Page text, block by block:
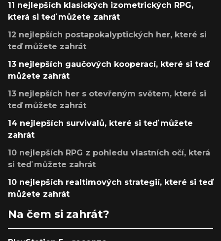
11 nejlepších klasických izometrických RPG,
která si teď můžete zahrát
12 nejlepších postapokalyptických her, které si
teď můžete zahrát
13 nejlepších gaučových kooperací, které si teď
můžete zahrát
13 nejlepších her s otevřeným světem, které si
teď můžete zahrát
14 nejlepších survivalů, které si teď můžete
zahrát
10 nejlepších RPG z pohledu vlastních očí, která
si teď můžete zahrát
10 nejlepších realtimových strategií, které si teď
můžete zahrát
Na čem si zahrát?